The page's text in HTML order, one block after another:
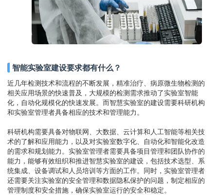
智能实验室建设要求都有什么？
近几年检测技术和流程的不断发展，精准治疗、病原微生物检测的
相关应用场景的快速普及，大规模的检测需求推动了实验室智能
化，自动化规模化的快速发展。而智慧实验室的建设需要科研机构
和实验室管理者具备相应的技术和管理能力。
科研机构需要具备对物联网、大数据、云计算和人工智能等相关技
术的了解和应用能力，以及对实验室数字化、自动化和智能化改造
的需求和规划能力。实验室管理者需要具备项目管理和团队协作的
能力，能够有效组织和推进智慧实验室的建设，包括技术选型、系
统集成、设备调试和人员培训等方面的工作。同时，实验室管理者
还需要关注实验室的安全管理和数据隐私保护的问题，制定相应的
管理制度和安全措施，确保实验室运行的安全和稳定。